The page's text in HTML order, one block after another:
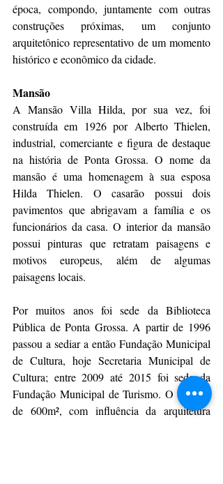
época, compondo, juntamente com outras
construções próximas, um conjunto
arquitetônico representativo de um momento
histórico e econômico da cidade.
Mansão
A Mansão Villa Hilda, por sua vez, foi
construída em 1926 por Alberto Thielen,
industrial, comerciante e figura de destaque
na história de Ponta Grossa. O nome da
mansão é uma homenagem à sua esposa
Hilda Thielen. O casarão possui dois
pavimentos que abrigavam a família e os
funcionários da casa. O interior da mansão
possui pinturas que retratam paisagens e
motivos europeus, além de algumas
paisagens locais.
Por muitos anos foi sede da Biblioteca
Pública de Ponta Grossa. A partir de 1996
passou a sediar a então Fundação Municipal
de Cultura, hoje Secretaria Municipal de
Cultura; entre 2009 até 2015 foi sede da
Fundação Municipal de Turismo. O casarão
de 600m², com influência da arquitetura